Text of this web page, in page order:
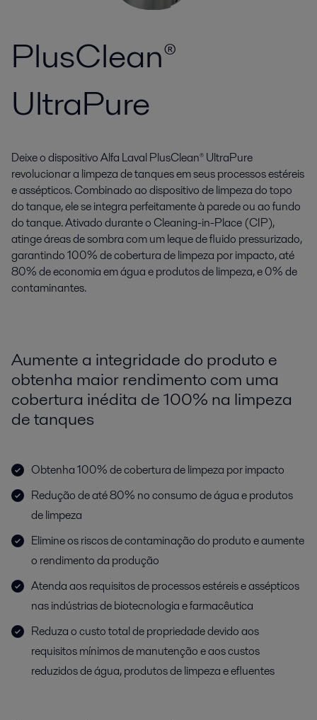
PlusClean®
UltraPure
Deixe o dispositivo Alfa Laval PlusClean® UltraPure
revolucionar a limpeza de tanques em seus processos estéreis
e assépticos. Combinado ao dispositivo de limpeza do topo
do tanque, ele se integra perfeitamente à parede ou ao fundo
do tanque. Ativado durante o Cleaning-in-Place (CIP),
atinge áreas de sombra com um leque de fluido pressurizado,
garantindo 100% de cobertura de limpeza por impacto, até
80% de economia em água e produtos de limpeza, e 0% de
contaminantes.
Aumente a integridade do produto e
obtenha maior rendimento com uma
cobertura inédita de 100% na limpeza
de tanques
Obtenha 100% de cobertura de limpeza por impacto
Redução de até 80% no consumo de água e produtos
de limpeza
Elimine os riscos de contaminação do produto e aumente
o rendimento da produção
Atenda aos requisitos de processos estéreis e assépticos
nas indústrias de biotecnologia e farmacêutica
Reduza o custo total de propriedade devido aos
requisitos mínimos de manutenção e aos custos
reduzidos de água, produtos de limpeza e efluentes